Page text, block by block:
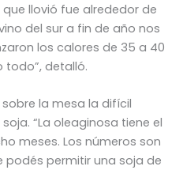
llovió fue alrededor de
del sur a fin de año nos
los calores de 35 a 40
detalló.
la mesa la difícil
“La oleaginosa tiene el
meses. Los números son
permitir una soja de